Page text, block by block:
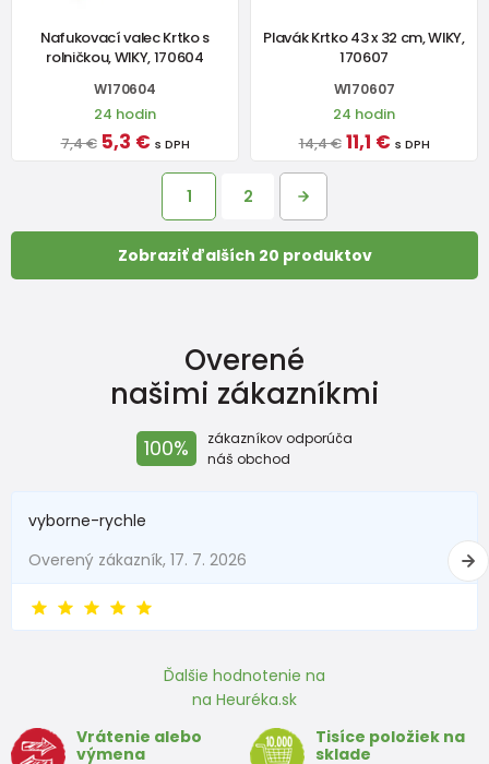
Nafukovací valec Krtko s
rolničkou, WIKY, 170604
W170604
24 hodin
7,4 € 5,3 € s DPH
Plavák Krtko 43 x 32 cm, WIKY,
170607
W170607
24 hodin
14,4 € 11,1 € s DPH
1 2
Zobraziť ďalších 20 produktov
Overené
našimi zákazníkmi
100%
zákazníkov odporúča
náš obchod
vyborne-rychle
Overený zákazník, 17. 7. 2026
Ďalšie hodnotenie na
na Heuréka.sk
Vrátenie alebo
výmena
Tisíce položiek na
sklade